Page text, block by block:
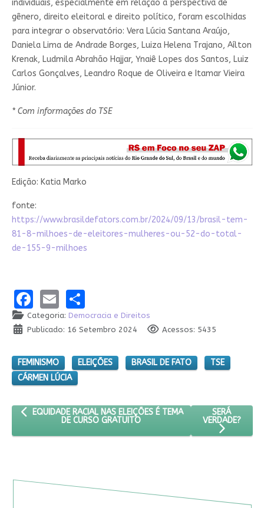
individuais, especialmente em relação à perspectiva de
gênero, direito eleitoral e direito político, foram escolhidas
para integrar o observatório: Vera Lúcia Santana Araújo,
Daniela Lima de Andrade Borges, Luiza Helena Trajano, Aílton
Krenak, Ludmila Abrahão Hajjar, Ynaiê Lopes dos Santos, Luiz
Carlos Gonçalves, Leandro Roque de Oliveira e Itamar Vieira
Júnior.
* Com informações do TSE
Edição: Katia Marko
fonte:
https://www.brasildefators.com.br/2024/09/13/brasil-tem-
81-8-milhoes-de-eleitores-mulheres-ou-52-do-total-
de-155-9-milhoes
Facebook
EmailShare
Categoria: Democracia e Direitos
Publicado: 16 Setembro 2024
Acessos: 5435
FEMINISMO ELEIÇÕES BRASIL DE FATO
TSE
CÁRMEN LÚCIA
ARTIGO ANTERIOR: EQUIDADE RACIAL NAS ELEIÇÕES É TEMA DE
EQUIDADE RACIAL NAS ELEIÇÕES É TEMA
DE CURSO GRATUITO
PRÓXIMO
SERÁ
VERDADE?